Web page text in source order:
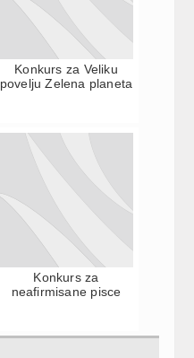
Konkurs za Veliku
povelju Zelena planeta
Konkurs za
neafirmisane pisce